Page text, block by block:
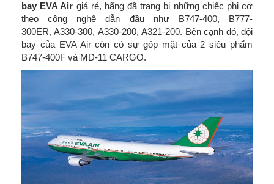
bay EVA Air giá rẻ, hãng đã trang bị những chiếc phi cơ
theo công nghệ dẫn đầu như B747-400, B777-
300ER, A330-300, A330-200, A321-200. Bên cạnh đó, đội
bay của EVA Air còn có sự góp mặt của 2 siêu phẩm
B747-400F và MD-11 CARGO.